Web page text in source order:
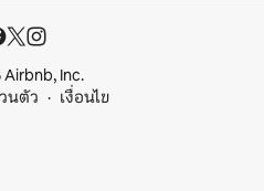
Inc.
นตัว
เงื่อนไข